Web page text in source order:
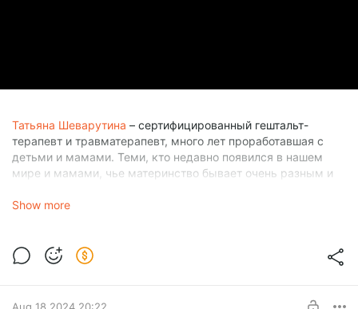
Татьяна Шеварутина – сертифицированный гештальт-
терапевт и травматерапевт, много лет проработавшая с
детьми и мамами. Теми, кто недавно появился в нашем
мире и мамами, чье материнство бывает очень разным и
Цюрихском Институте Юнга). Дополнительный тренинг в
гештальт-терапии (МИГИП, GATLA) и психоанализе
Show more